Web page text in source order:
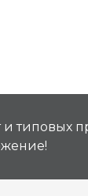
типовых